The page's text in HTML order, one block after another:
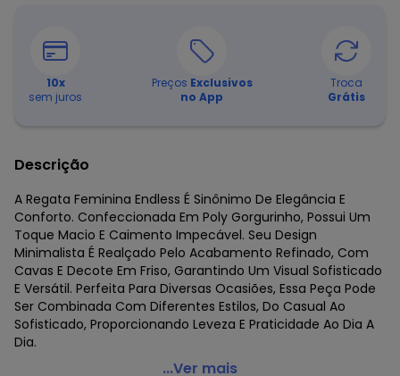
10x
sem juros
Preços Exclusivos
no App
Troca
Grátis
Descrição
A Regata Feminina Endless É Sinônimo De Elegância E
Conforto. Confeccionada Em Poly Gorgurinho, Possui Um
Toque Macio E Caimento Impecável. Seu Design
Minimalista É Realçado Pelo Acabamento Refinado, Com
Cavas E Decote Em Friso, Garantindo Um Visual Sofisticado
E Versátil. Perfeita Para Diversas Ocasiões, Essa Peça Pode
Ser Combinada Com Diferentes Estilos, Do Casual Ao
Sofisticado, Proporcionando Leveza E Praticidade Ao Dia A
Dia.
Endless - Regata Feminina em Poly Gorgurinho Marrom
...Ver mais